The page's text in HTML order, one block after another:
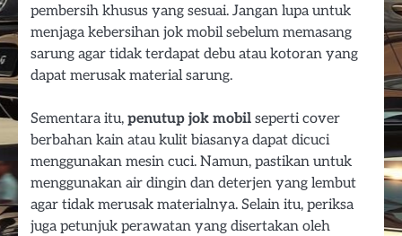
pembersih khusus yang sesuai. Jangan lupa untuk
menjaga kebersihan jok mobil sebelum memasang
sarung agar tidak terdapat debu atau kotoran yang
dapat merusak material sarung.
Sementara itu, penutup jok mobil seperti cover
berbahan kain atau kulit biasanya dapat dicuci
menggunakan mesin cuci. Namun, pastikan untuk
menggunakan air dingin dan deterjen yang lembut
agar tidak merusak materialnya. Selain itu, periksa
juga petunjuk perawatan yang disertakan oleh